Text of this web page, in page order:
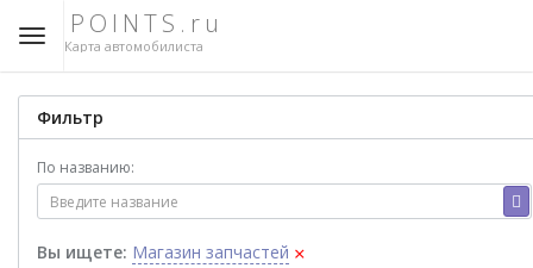
POINTS.ru
Карта автомобилиста
Фильтр
По названию:
Вы ищете: Магазин запчастей ×